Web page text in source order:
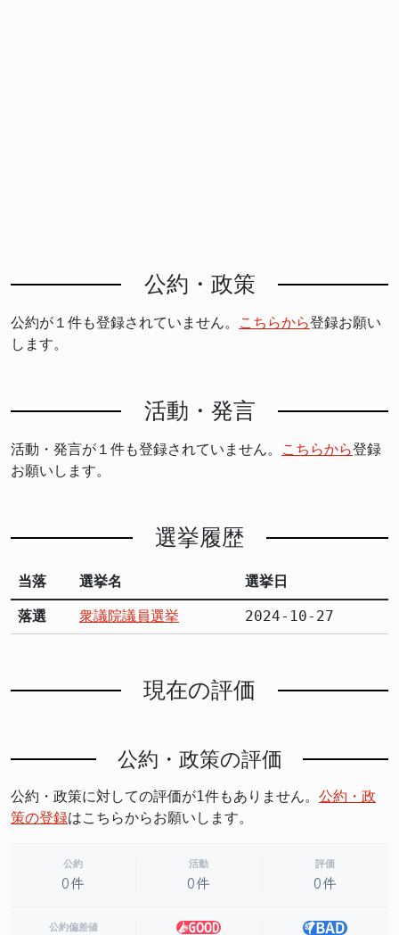
公約・政策
公約が１件も登録されていません。 こちらから登録お願い
します。
活動・発言
活動・発言が１件も登録されていません。 こちらから登録
お願いします。
選挙履歴
当落 選挙名 選挙日
落選 衆議院議員選挙 2024-10-27
現在の評価
公約・政策の評価
公約・政策に対しての評価が1件もありません。 公約・政
策の登録はこちらからお願いします。
公約
0件
活動
0件
評価
0件
公約偏差値